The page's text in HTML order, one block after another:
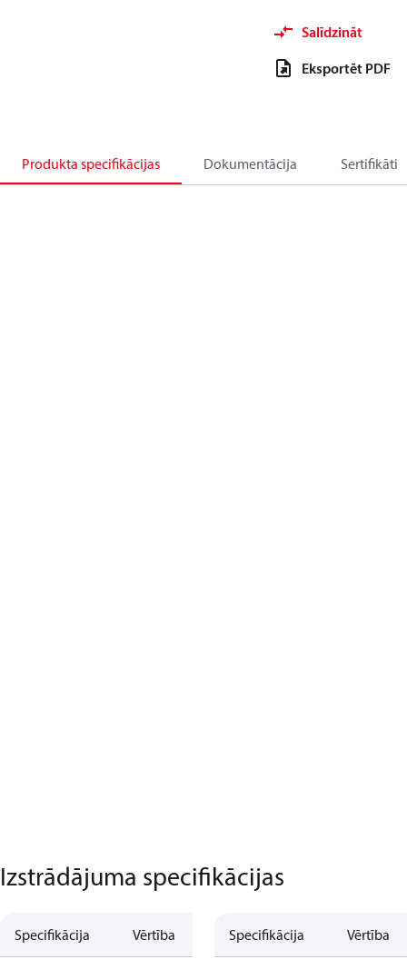
Salīdzināt
Eksportēt PDF
Produkta specifikācijas Dokumentācija Sertifikāti
Izstrādājuma specifikācijas
Specifikācija Vērtība Specifikācija Vērtība